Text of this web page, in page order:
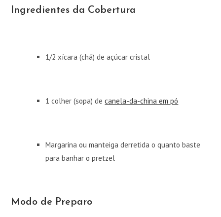
Ingredientes da Cobertura
1/2 xícara (chá) de açúcar cristal
1 colher (sopa) decanela-da-china em pó
Margarina ou manteiga derretida o quanto baste
para banhar o pretzel
Modo de Preparo